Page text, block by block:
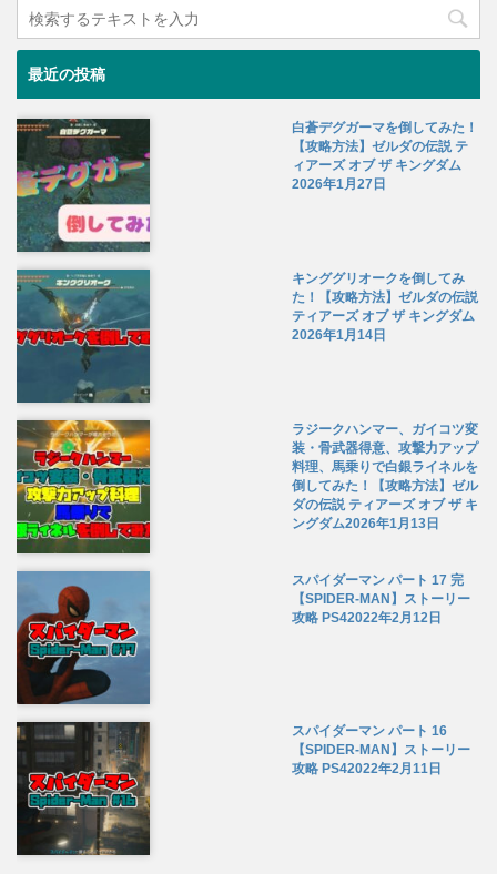
最近の投稿
白蒼デグガーマを倒してみた！
【攻略方法】ゼルダの伝説 テ
ィアーズ オブ ザ キングダム
2026年1月27日
キンググリオークを倒してみ
た！【攻略方法】ゼルダの伝説
ティアーズ オブ ザ キングダム
2026年1月14日
ラジークハンマー、ガイコツ変
装・骨武器得意、攻撃力アップ
料理、馬乗りで白銀ライネルを
倒してみた！【攻略方法】ゼル
ダの伝説 ティアーズ オブ ザ キ
ングダム2026年1月13日
スパイダーマン パート 17 完
【SPIDER-MAN】ストーリー
攻略 PS42022年2月12日
スパイダーマン パート 16
【SPIDER-MAN】ストーリー
攻略 PS42022年2月11日